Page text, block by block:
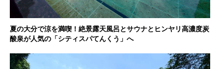
夏の大分で涼を満喫！絶景露天風呂とサウナとヒンヤリ高濃度炭
酸泉が人気の「シティスパてんくう」へ